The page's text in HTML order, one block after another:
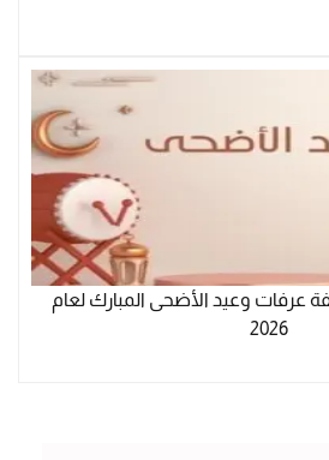
عرفات وعيد الأضحى المبارك لعام
2026